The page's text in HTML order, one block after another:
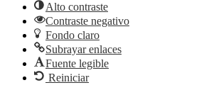
Alto contraste
Contraste negativo
Fondo claro
Subrayar enlaces
Fuente legible
Reiniciar